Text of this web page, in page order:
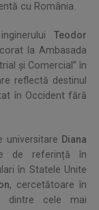
cu România.
Teodor
la Ambasada
și Comercial” în
reflectă destinul
în Occident fără
universitare Diana
de referință în
în Statele Unite
, cercetătoare în
dintre cele mai